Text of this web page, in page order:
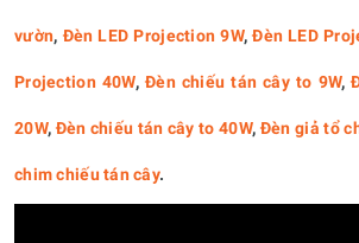
vườn, Đèn LED Projection 9W,Đèn LED
Projection 40W, Đèn chiếu tán cây to 9W,
20W, Đèn chiếu tán cây to 40W, Đèn giả tổ
chim chiếu tán cây.